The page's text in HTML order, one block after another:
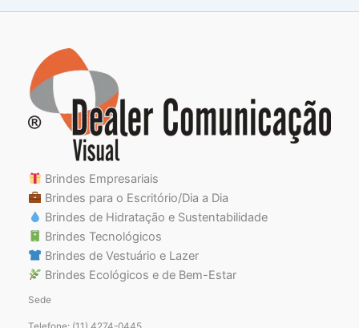
Brindes Empresariais
Brindes para o Escritório/Dia a Dia
Brindes de Hidratação e Sustentabilidade
Brindes Tecnológicos
Brindes de Vestuário e Lazer
Brindes Ecológicos e de Bem-Estar
Sede